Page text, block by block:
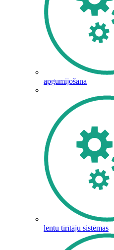
apgumijošana
lentu tīrītāju sistēmas